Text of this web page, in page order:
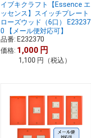
イブキクラフト【Essence エ
ッセンス】スイッチプレート
ローズウッド（6口） E23237
0 【メール便対応可】
品番: E232370
価格: 1,000 円
1,100 円 （税込）